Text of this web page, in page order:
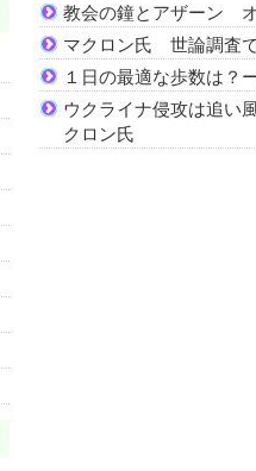
教会の鐘とアザーン
マクロン氏 世論調査
１日の最適な歩数は？
ウクライナ侵攻は追い
クロン氏